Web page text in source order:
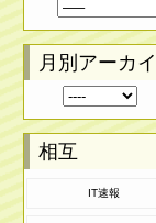
月別アーカ
相互
IT速報